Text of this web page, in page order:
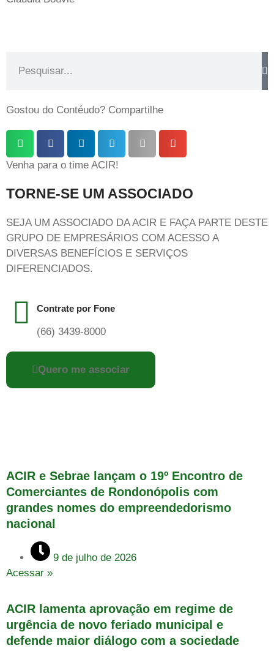
Gostou do Contéudo? Compartilhe
Venha para o time ACIR!
TORNE-SE UM ASSOCIADO
SEJA UM ASSOCIADO DA ACIR E FAÇA PARTE DESTE
GRUPO DE EMPRESÁRIOS COM ACESSO A
DIVERSAS BENEFÍCIOS E SERVIÇOS
DIFERENCIADOS.
Contrate por Fone
(66) 3439-8000
Quero me associar
ACIR e Sebrae lançam o 19º Encontro de
Comerciantes de Rondonópolis com
grandes nomes do empreendedorismo
nacional
9 de julho de 2026
Acessar »
ACIR lamenta aprovação em regime de
urgência de novo feriado municipal e
defende maior diálogo com a sociedade